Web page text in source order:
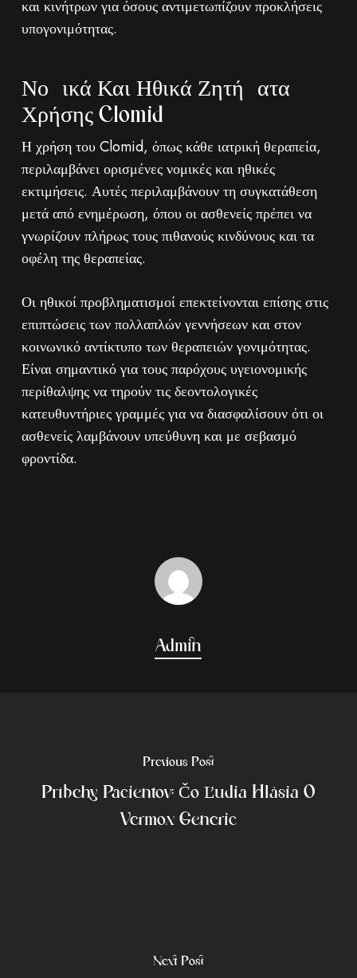
και κινήτρων για όσους αντιμετωπίζουν προκλήσεις
υπογονιμότητας.
Νομικά Και Ηθικά Ζητήματα
Χρήσης Clomid
Η χρήση του Clomid, όπως κάθε ιατρική θεραπεία,
περιλαμβάνει ορισμένες νομικές και ηθικές
εκτιμήσεις. Αυτές περιλαμβάνουν τη συγκατάθεση
μετά από ενημέρωση, όπου οι ασθενείς πρέπει να
γνωρίζουν πλήρως τους πιθανούς κινδύνους και τα
οφέλη της θεραπείας.
Οι ηθικοί προβληματισμοί επεκτείνονται επίσης στις
επιπτώσεις των πολλαπλών γεννήσεων και στον
κοινωνικό αντίκτυπο των θεραπειών γονιμότητας.
Είναι σημαντικό για τους παρόχους υγειονομικής
περίθαλψης να τηρούν τις δεοντολογικές
κατευθυντήριες γραμμές για να διασφαλίσουν ότι οι
ασθενείς λαμβάνουν υπεύθυνη και με σεβασμό
φροντίδα.
Admin
Previous Post
Príbehy Pacientov: Čo Ľudia Hlásia O
Vermox Generic
Next Post